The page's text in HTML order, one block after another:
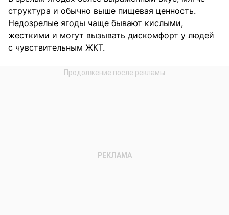
структура и обычно выше пищевая ценность.
Недозрелые ягоды чаще бывают кислыми,
жесткими и могут вызывать дискомфорт у людей
с чувствительным ЖКТ.